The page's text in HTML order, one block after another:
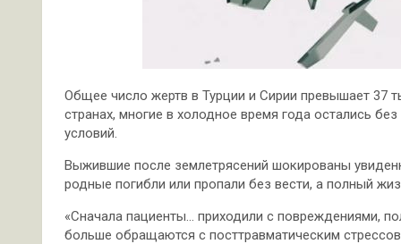
Общее число жертв в Турции и Сирии превышает 37
странах, многие в холодное время года остались
условий.
Выжившие после землетрясений шокированы
родные погибли или пропали без вести, а полный
«Сначала пациенты… приходили с повреждениями,
больше обращаются с посттравматическим